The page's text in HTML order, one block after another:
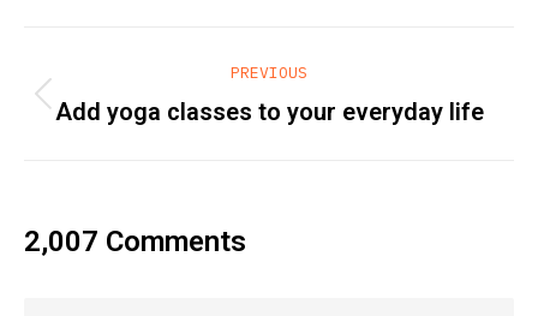
navigation
PREVIOUS
Previous
Add yoga classes to your everyday life
2,007 Comments